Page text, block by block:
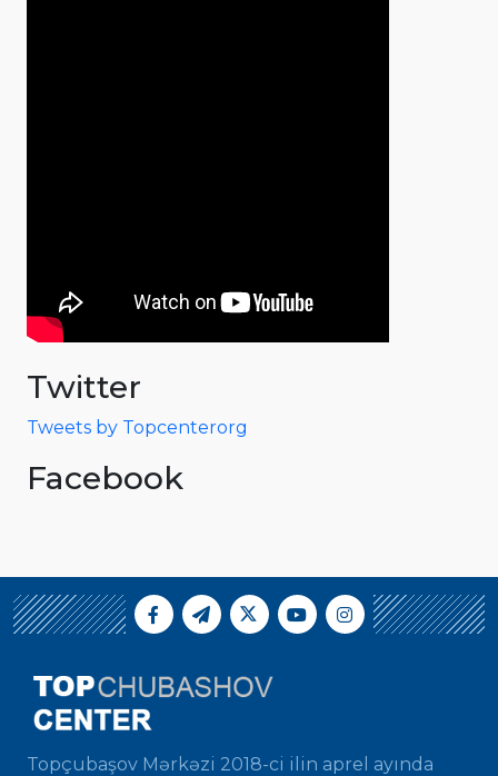
Twitter
Tweets by Topcenterorg
Facebook
Topçubaşov Mərkəzi 2018-ci ilin aprel ayında